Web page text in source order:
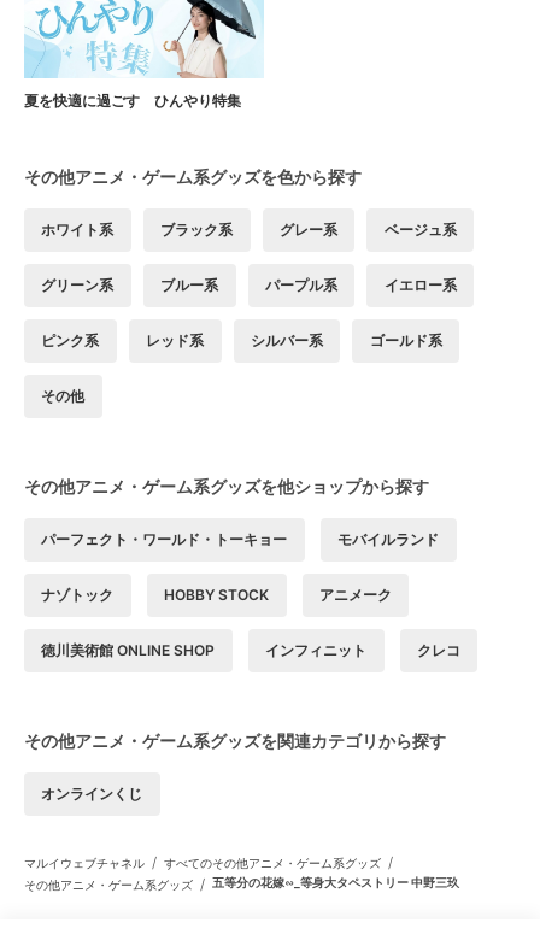
夏を快適に過ごす ひんやり特集
その他アニメ・ゲーム系グッズを色から探す
ホワイト系 ブラック系 グレー系 ベージュ系
グリーン系 ブルー系 パープル系 イエロー系
ピンク系 レッド系 シルバー系 ゴールド系
その他
その他アニメ・ゲーム系グッズを他ショップから探す
パーフェクト・ワールド・トーキョー モバイルランド
ナゾトック HOBBY STOCK アニメーク
徳川美術館 ONLINE SHOP インフィニット クレコ
その他アニメ・ゲーム系グッズを関連カテゴリから探す
オンラインくじ
マルイウェブチャネル / すべてのその他アニメ・ゲーム系グッズ /
その他アニメ・ゲーム系グッズ / 五等分の花嫁∽_等身大タペストリー 中野三玖